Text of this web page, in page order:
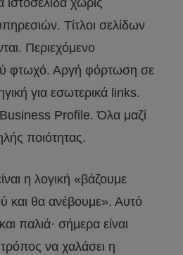
χωρίς
Τίτλοι σελίδων
Περιεχόμενο
φτωχό. Αργή φόρτωση σε
για εσωτερικά links.
Profile. Όλα μαζί
ποιότητας.
η λογική «βάζουμε
και θα ανέβουμε». Αυτό
παλιά· σήμερα είναι
να χαλάσει η